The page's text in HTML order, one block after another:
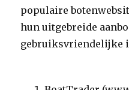
populaire
hun uitgebreide
gebruiksvriendelijke